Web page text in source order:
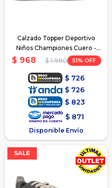
Calzado Topper Deportivo
Niños Championes Cuero -
Negro 2
$ 968 $ 1.990 51
$ 726
$ 726
$ 823
$ 871
Disponible Envío